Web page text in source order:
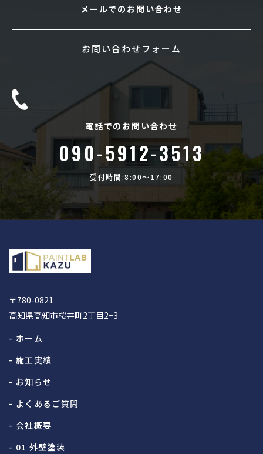
メールでのお問い合わせ
お問い合わせフォーム
電話でのお問い合わせ
090-5912-3513
受付時間:8:00〜17:00
〒780-0821
高知県高知市桜井町2丁目2−3
- ホーム
- 施工実績
- お知らせ
- よくあるご質問
- 会社概要
- 01 外壁塗装